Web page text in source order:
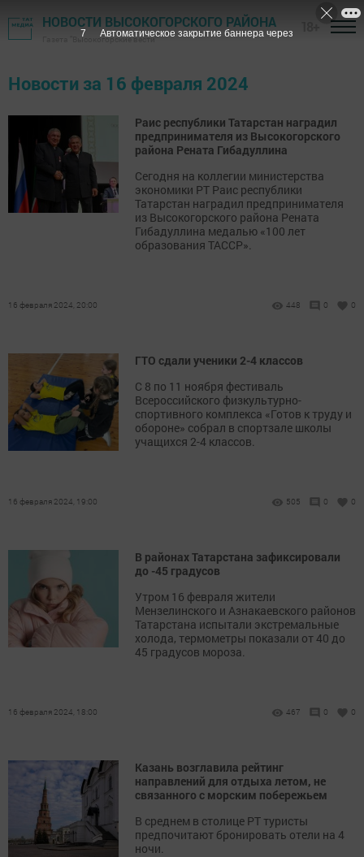
НОВОСТИ ВЫСОКОГОРСКОГО РАЙОНА
Газета "Высокогорские вести"
Новости за 16 февраля 2024
Раис республики Татарстан наградил
предпринимателя из Высокогорского
района Рената Гибадуллина
Сегодня на коллегии министерства
экономики РТ Раис республики
Татарстан наградил предпринимателя
из Высокогорского района Рената
Гибадуллина медалью «100 лет
образования ТАССР».
16 февраля 2024, 20:00 448 0 0
ГТО сдали ученики 2-4 классов
С 8 по 11 ноября фестиваль
Всероссийского физкультурно-
спортивного комплекса «Готов к труду и
обороне» собрал в спортзале школы
учащихся 2-4 классов.
16 февраля 2024, 19:00 505 0 0
В районах Татарстана зафиксировали
до -45 градусов
Утром 16 февраля жители
Мензелинского и Азнакаевского районов
Татарстана испытали экстремальные
холода, термометры показали от 40 до
45 градусов мороза.
16 февраля 2024, 18:00 467 0 0
Казань возглавила рейтинг
направлений для отдыха летом, не
связанного с морским побережьем
В среднем в столице РТ туристы
предпочитают бронировать отели на 4
ночи.
7 Автоматическое закрытие баннера через